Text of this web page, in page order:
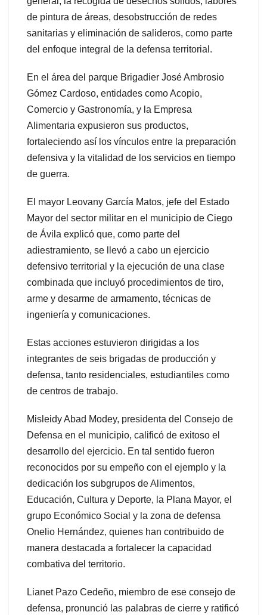
de pintura de áreas, desobstrucción de redes
sanitarias y eliminación de salideros, como parte
del enfoque integral de la defensa territorial.
En el área del parque Brigadier José Ambrosio
Gómez Cardoso, entidades como Acopio,
Comercio y Gastronomía, y la Empresa
Alimentaria expusieron sus productos,
fortaleciendo así los vínculos entre la preparación
defensiva y la vitalidad de los servicios en tiempo
de guerra.
El mayor Leovany García Matos, jefe del Estado
Mayor del sector militar en el municipio de Ciego
de Ávila explicó que, como parte del
adiestramiento, se llevó a cabo un ejercicio
defensivo territorial y la ejecución de una clase
combinada que incluyó procedimientos de tiro,
arme y desarme de armamento, técnicas de
ingeniería y comunicaciones.
Estas acciones estuvieron dirigidas a los
integrantes de seis brigadas de producción y
defensa, tanto residenciales, estudiantiles como
de centros de trabajo.
Misleidy Abad Modey, presidenta del Consejo de
Defensa en el municipio, calificó de exitoso el
desarrollo del ejercicio. En tal sentido fueron
reconocidos por su empeño con el ejemplo y la
dedicación los subgrupos de Alimentos,
Educación, Cultura y Deporte, la Plana Mayor, el
grupo Económico Social y la zona de defensa
Onelio Hernández, quienes han contribuido de
manera destacada a fortalecer la capacidad
combativa del territorio.
Lianet Pazo Cedeño, miembro de ese consejo de
defensa, pronunció las palabras de cierre y ratificó